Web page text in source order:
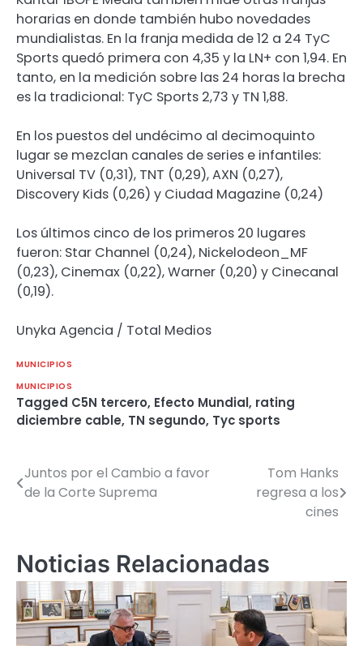
horarias en donde también hubo novedades
mundialistas. En la franja medida de 12 a 24 TyC
Sports quedó primera con 4,35 y la LN+ con 1,94. En
tanto, en la medición sobre las 24 horas la brecha
es la tradicional: TyC Sports 2,73 y TN 1,88.
En los puestos del undécimo al decimoquinto
lugar se mezclan canales de series e infantiles:
Universal TV (0,31), TNT (0,29), AXN (0,27),
Discovery Kids (0,26) y Ciudad Magazine (0,24)
Los últimos cinco de los primeros 20 lugares
fueron: Star Channel (0,24), Nickelodeon_MF
(0,23), Cinemax (0,22), Warner (0,20) y Cinecanal
(0,19).
Unyka Agencia / Total Medios
MUNICIPIOS
MUNICIPIOS
Tagged C5N tercero, Efecto Mundial, rating
diciembre cable, TN segundo, Tyc sports
Navegación
Juntos por el Cambio a favor
de la Corte Suprema
Tom Hanks
regresa a los
cines
Noticias Relacionadas